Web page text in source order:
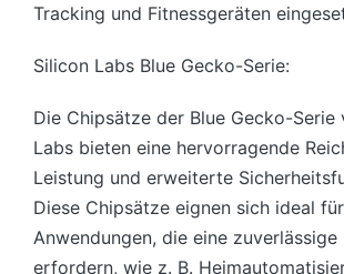
Tracking und Fitnessgeräten
Silicon Labs Blue Gecko-Serie:
Die Chipsätze der Blue Gecko-Serie
Labs bieten eine hervorragende
Leistung und erweiterte
Diese Chipsätze eignen sich ideal für
Anwendungen, die eine
erfordern, wie z. B.